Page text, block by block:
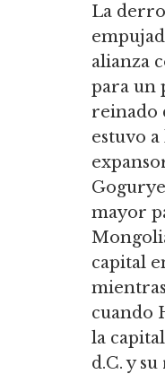
La
alianza
para un
reinado
estuvo
mayor
capital
cuando
la
d.C. y